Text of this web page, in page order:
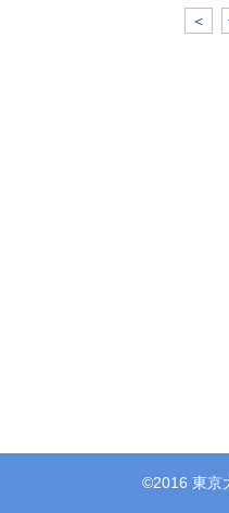
＜
©2016 東京